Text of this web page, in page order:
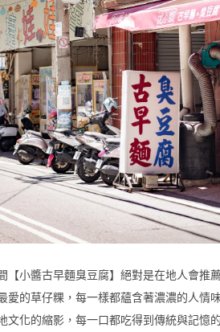
【小醬古早麵臭豆腐】絕對是在地人會推
愛的草仔粿，每一樣都蘊含著濃濃的人情
文化的縮影，每一口都吃得到傳統與記憶